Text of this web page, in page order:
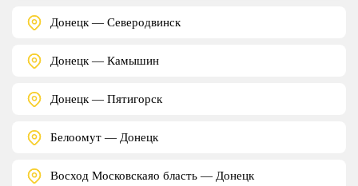
Донецк — Северодвинск
Донецк — Камышин
Донецк — Пятигорск
Белоомут — Донецк
Восход Московскаяо бласть — Донецк